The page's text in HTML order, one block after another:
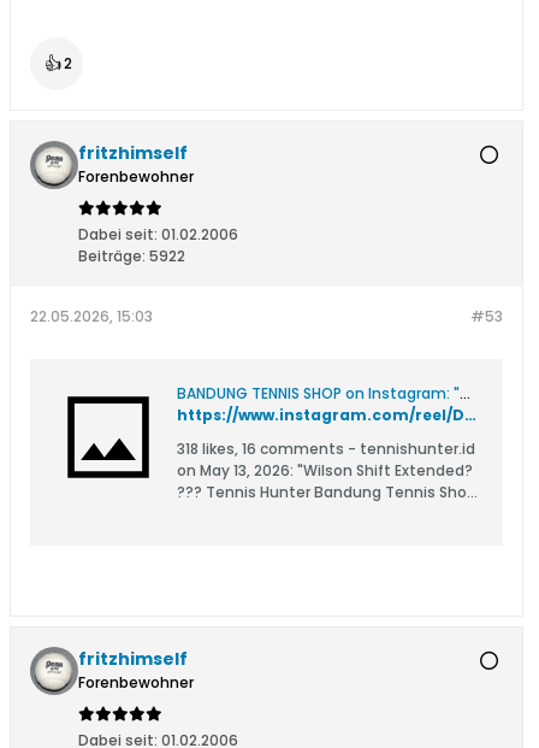
👍2
fritzhimself
Forenbewohner
Dabei seit: 01.02.2006
Beiträge: 5922
#53
22.05.2026, 15:03
BANDUNG TENNIS SHOP on Instagram: "Wilson Shift Extended? ??? Tennis Hunter Bandung Tennis Shop GRSA Intl Certified Pro Stringer #tennishunter"
https://www.instagram.com/reel/DYTraxBR7ic/?igsh=MWxyMWZ2OGd0c3I1Zw==
318 likes, 16 comments - tennishunter.id
on May 13, 2026: "Wilson Shift Extended?
??? Tennis Hunter Bandung Tennis Shop
fritzhimself
Forenbewohner
Dabei seit: 01.02.2006